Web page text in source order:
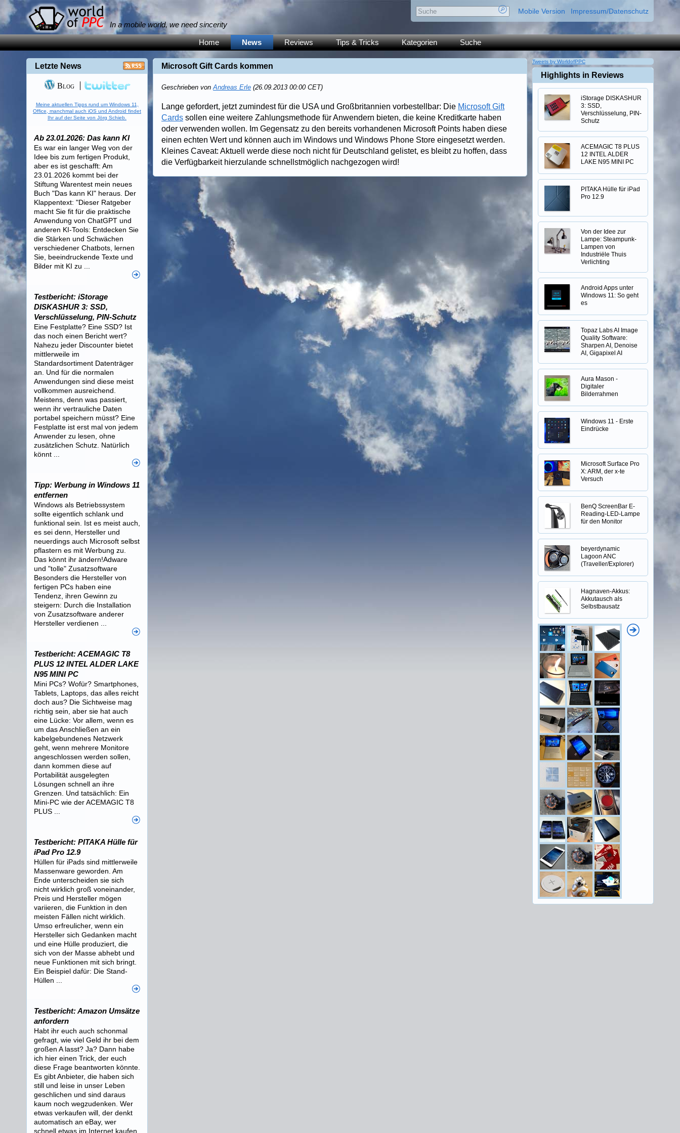
In a mobile world, we need sincerity
Mobile Version Impressum/Datenschutz
Home News Reviews Tips & Tricks Kategorien Suche
Microsoft Gift Cards kommen
Geschrieben vonAndreas Erle (26.09.2013 00:00 CET)
Lange gefordert, jetzt zumindest für die USA und Großbritannien vorbestellbar: Die Microsoft Gift
Cards sollen eine weitere Zahlungsmethode für Anwendern bieten, die keine Kreditkarte haben
oder verwenden wollen. Im Gegensatz zu den bereits vorhandenen Microsoft Points haben diese
einen echten Wert und können auch im Windows und Windows Phone Store eingesetzt werden.
Kleines Caveat: Aktuell werde diese noch nicht für Deutschland gelistet, es bleibt zu hoffen, dass
die Verfügbarkeit hierzulande schnellstmöglich nachgezogen wird!
Letzte News
Blog
Meine aktuellen Tipps rund um Windows 11,
Office, manchmal auch iOS und Android findet
Ihr auf der Seite von Jörg Schieb.
Ab 23.01.2026: Das kann KI
Es war ein langer Weg von der
Idee bis zum fertigen Produkt,
aber es ist geschafft: Am
23.01.2026 kommt bei der
Stiftung Warentest mein neues
Buch "Das kann KI" heraus. Der
Klappentext: "Dieser Ratgeber
macht Sie fit für die praktische
Anwendung von ChatGPT und
anderen KI-Tools: Entdecken Sie
die Stärken und Schwächen
verschiedener Chatbots, lernen
Sie, beeindruckende Texte und
Bilder mit KI zu ...
Testbericht: iStorage
DISKASHUR 3: SSD,
Verschlüsselung, PIN-Schutz
Eine Festplatte? Eine SSD? Ist
das noch einen Bericht wert?
Nahezu jeder Discounter bietet
mittlerweile im
Standardsortiment Datenträger
an. Und für die normalen
Anwendungen sind diese meist
vollkommen ausreichend.
Meistens, denn was passiert,
wenn ihr vertrauliche Daten
portabel speichern müsst? Eine
Festplatte ist erst mal von jedem
Anwender zu lesen, ohne
zusätzlichen Schutz. Natürlich
könnt ...
Tipp: Werbung in Windows 11
entfernen
Windows als Betriebssystem
sollte eigentlich schlank und
funktional sein. Ist es meist auch,
es sei denn, Hersteller und
neuerdings auch Microsoft selbst
pflastern es mit Werbung zu.
Das könnt ihr ändern!Adware
und "tolle" Zusatzsoftware
Besonders die Hersteller von
fertigen PCs haben eine
Tendenz, ihren Gewinn zu
steigern: Durch die Installation
von Zusatzsoftware anderer
Hersteller verdienen ...
Testbericht: ACEMAGIC T8
PLUS 12 INTEL ALDER LAKE
N95 MINI PC
Mini PCs? Wofür? Smartphones,
Tablets, Laptops, das alles reicht
doch aus? Die Sichtweise mag
richtig sein, aber sie hat auch
eine Lücke: Vor allem, wenn es
um das Anschließen an ein
kabelgebundenes Netzwerk
geht, wenn mehrere Monitore
angeschlossen werden sollen,
dann kommen diese auf
Portabilität ausgelegten
Lösungen schnell an ihre
Grenzen. Und tatsächlich: Ein
Mini-PC wie der ACEMAGIC T8
PLUS ...
Testbericht: PITAKA Hülle für
iPad Pro 12.9
Hüllen für iPads sind mittlerweile
Massenware geworden. Am
Ende unterscheiden sie sich
nicht wirklich groß voneinander,
Preis und Hersteller mögen
variieren, die Funktion in den
meisten Fällen nicht wirklich.
Umso erfreulicher, wenn ein
Hersteller sich Gedanken macht
und eine Hülle produziert, die
sich von der Masse abhebt und
neue Funktionen mit sich bringt.
Ein Beispiel dafür: Die Stand-
Hüllen ...
Testbericht: Amazon Umsätze
anfordern
Habt ihr euch auch schonmal
gefragt, wie viel Geld ihr bei dem
großen A lasst? Ja? Dann habe
ich hier einen Trick, der euch
diese Frage beantworten könnte.
Es gibt Anbieter, die haben sich
still und leise in unser Leben
geschlichen und sind daraus
kaum noch wegzudenken. Wer
etwas verkaufen will, der denkt
automatisch an eBay, wer
schnell etwas im Internet kaufen
Tweets by WorldofPPC
Highlights in Reviews
iStorage DISKASHUR
3: SSD,
Verschlüsselung, PIN-
Schutz
ACEMAGIC T8 PLUS
12 INTEL ALDER
LAKE N95 MINI PC
PITAKA Hülle für iPad
Pro 12.9
Von der Idee zur
Lampe: Steampunk-
Lampen von
Industriële Thuis
Verlichting
Android Apps unter
Windows 11: So geht
es
Topaz Labs AI Image
Quality Software:
Sharpen AI, Denoise
AI, Gigapixel AI
Aura Mason -
Digitaler
Bilderrahmen
Windows 11 - Erste
Eindrücke
Microsoft Surface Pro
X: ARM, der x-te
Versuch
BenQ ScreenBar E-
Reading-LED-Lampe
für den Monitor
beyerdynamic
Lagoon ANC
(Traveller/Explorer)
Hagnaven-Akkus:
Akkutausch als
Selbstbausatz